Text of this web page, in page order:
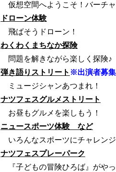
仮想空間へようこそ！バーチ
ドローン体験
飛ばそうドローン！
わくわくまちなか探険
問題を解きながら楽しく探険♪
弾き語りストリート ※出演者募集
ミュージシャンあつまれ！
ナツフェスグルメストリート
お昼もグルメを楽しもう！
ニュースポーツ体験 など
いろんなスポーツにチャレンジ
ナツフェスプレーパーク
『子どもの冒険ひろば』がや